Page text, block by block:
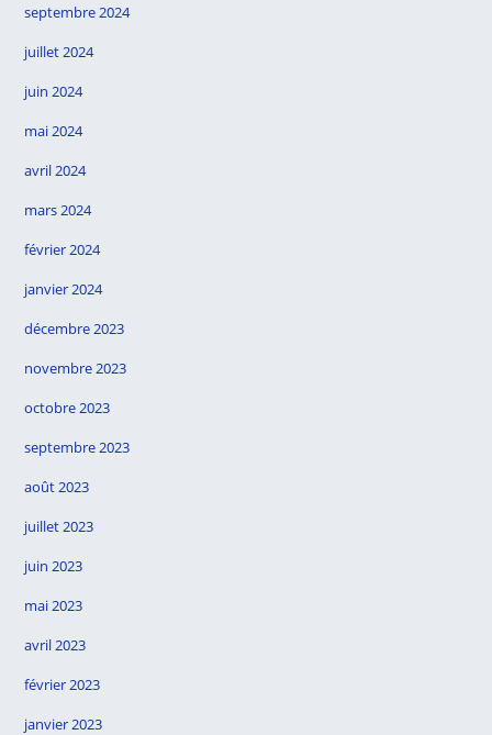
septembre 2024
juillet 2024
juin 2024
mai 2024
avril 2024
mars 2024
février 2024
janvier 2024
décembre 2023
novembre 2023
octobre 2023
septembre 2023
août 2023
juillet 2023
juin 2023
mai 2023
avril 2023
février 2023
janvier 2023